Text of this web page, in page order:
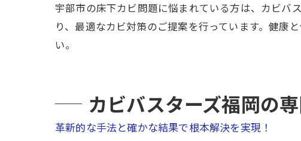
宇部市の床下カビ問題に悩まれている方は、カビバ
り、最適なカビ対策のご提案を行っています。健康
い。
カビバスターズ福岡の
革新的な手法と確かな結果で根本解決を実現！